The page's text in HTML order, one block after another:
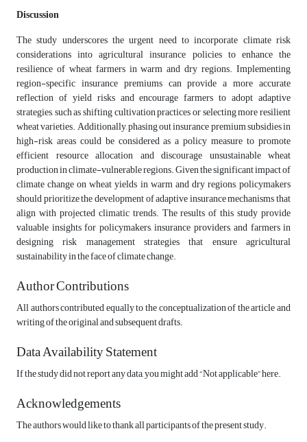
Discussion
The study underscores the urgent need to incorporate climate risk
considerations into agricultural insurance policies to enhance the
resilience of wheat farmers in warm and dry regions. Implementing
region-specific insurance premiums can provide a more accurate
reflection of yield risks and encourage farmers to adopt adaptive
strategies, such as shifting cultivation practices or selecting more resilient
wheat varieties. Additionally, phasing out insurance premium subsidies in
high-risk areas could be considered as a policy measure to promote
efficient resource allocation and discourage unsustainable wheat
production in climate-vulnerable regions. Given the significant impact of
climate change on wheat yields in warm and dry regions, policymakers
should prioritize the development of adaptive insurance mechanisms that
align with projected climatic trends. The results of this study provide
valuable insights for policymakers, insurance providers, and farmers in
designing risk management strategies that ensure agricultural
sustainability in the face of climate change.
Author Contributions
All authors contributed equally to the conceptualization of the article and
writing of the original and subsequent drafts.
Data Availability Statement
If the study did not report any data, you might add “Not applicable” here.
Acknowledgements
The authors would like to thank all participants of the present study.